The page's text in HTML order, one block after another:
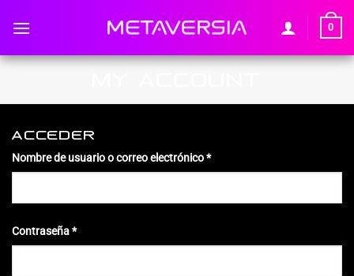
0
ACCEDER
Nombre de usuario o correo electrónico*
Contraseña*